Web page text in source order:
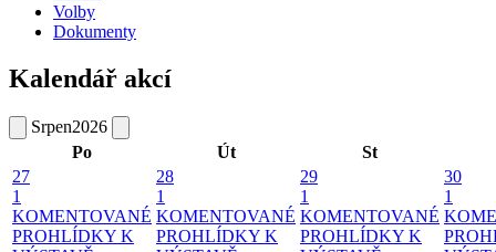
Volby
Dokumenty
Kalendář akcí
Srpen2026
Po
Út
St
27
1
KOMENTOVANÉ
PROHLÍDKY K
28
1
KOMENTOVANÉ
PROHLÍDKY K
29
1
KOMENTOVANÉ
PROHLÍDKY K
30
1